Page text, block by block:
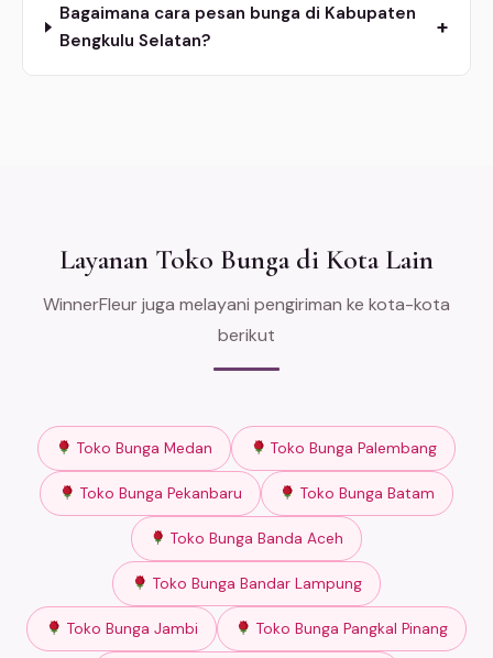
Bagaimana cara pesan bunga di Kabupaten
Bengkulu Selatan?
+
Layanan Toko Bunga di Kota Lain
WinnerFleur juga melayani pengiriman ke kota-kota
berikut
Toko Bunga Medan Toko Bunga Palembang
Toko Bunga Pekanbaru Toko Bunga Batam
Toko Bunga Banda Aceh
Toko Bunga Bandar Lampung
Toko Bunga Jambi Toko Bunga Pangkal Pinang